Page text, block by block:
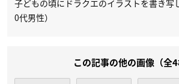
子どもの頃にドラクエのイラストを書き写
0代男性）
この記事の他の画像（全4